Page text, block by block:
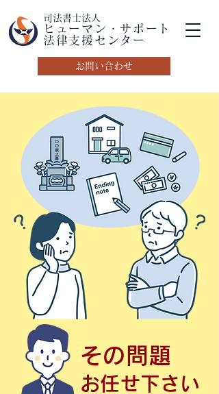
司法書士法人
ヒューマン・サポート
法律支援センター
お問い合わせ
その問題
お任せ下さい